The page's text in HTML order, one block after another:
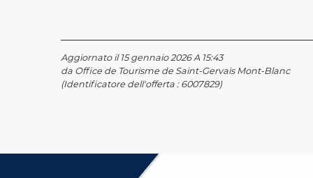
Aggiornato il 15 gennaio 2026 A 15:43
da Office de Tourisme de Saint-Gervais Mont-Blanc
(Identificatore dell'offerta : 6007829)